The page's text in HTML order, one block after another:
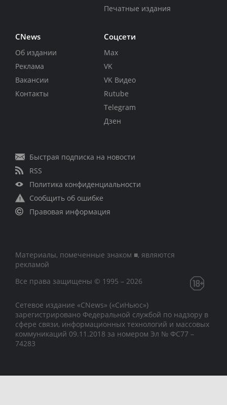
Печатные издания
CNews
Об издании
Реклама
Вакансии
Контакты
Соцсети
Max
VK
VK Видео
Rutube
Telegram
Дзен
Быстрая подписка на новости
RSS
Политика конфиденциальности
Сообщить об ошибке
Правовая информация
Материалы, помеченные знаком ■, являются
рекламой
Все права защищены © 1995 – 2026
Сетевое издание «CNews» («СиНьюс»)
зарегистрировано Федеральной службой по надзору в
сфере связи, информационных технологий и массовых
коммуникаций 09.11.2018 за номером Эл № ФС77 –
74283